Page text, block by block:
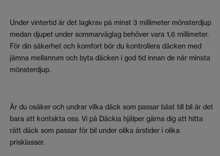
Under vintertid är det lagkrav på minst 3 millimeter mönsterdjup
medan djupet under sommarväglag behöver vara 1,6 millimeter.
För din säkerhet och komfort bör du kontrollera däcken med
jämna mellanrum och byta däcken i god tid innan de når minsta
mönsterdjup.
Är du osäker och undrar vilka däck som passar bäst till bil är det
bara att kontakta oss. Vi på Däckia hjälper gärna dig att hitta
rätt däck som passar för bil under olika årstider i olika
prisklasser.